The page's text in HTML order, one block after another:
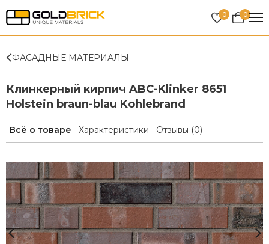
0 0
ФАСАДНЫЕ МАТЕРИАЛЫ
Клинкерный кирпич ABC-Klinker 8651
Holstein braun-blau Kohlebrand
Всё о товаре Характеристики Отзывы (0)